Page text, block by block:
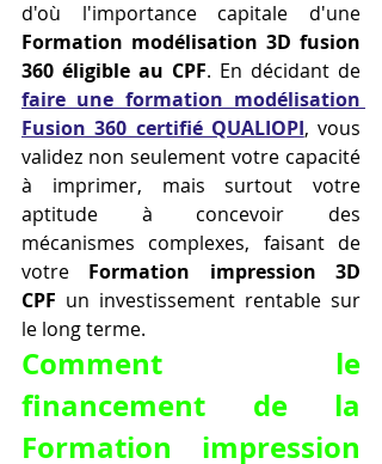
Formation modélisation 3D fusion
360 éligible au CPF
faire une formation modélisation
Fusion 360 certifié QUALIOPI, vous
validez non seulement votre capacité
à imprimer, mais surtout votre
aptitude à concevoir des
mécanismes complexes, faisant de
votre Formation impression 3D
CPF un investissement rentable sur
le long terme.
Comment le
financement de la
Formation impression